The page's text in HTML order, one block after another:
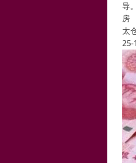
导
房
太
25-